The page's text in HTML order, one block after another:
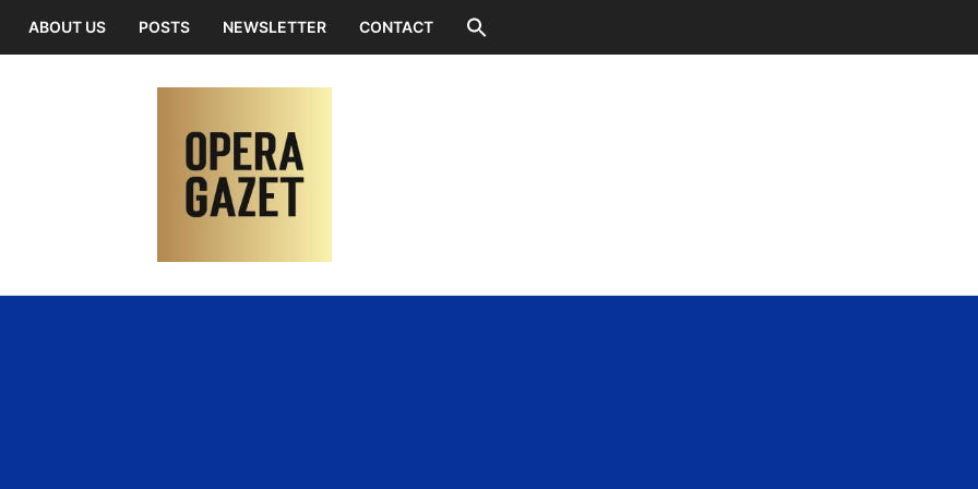
ABOUT US POSTS NEWSLETTER CONTACT